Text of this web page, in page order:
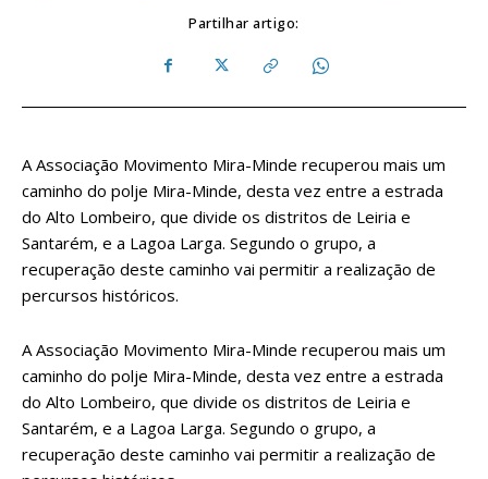
Partilhar artigo:
A Associação Movimento Mira-Minde recuperou mais um
caminho do polje Mira-Minde, desta vez entre a estrada
do Alto Lombeiro, que divide os distritos de Leiria e
Santarém, e a Lagoa Larga. Segundo o grupo, a
recuperação deste caminho vai permitir a realização de
percursos históricos.
A Associação Movimento Mira-Minde recuperou mais um
caminho do polje Mira-Minde, desta vez entre a estrada
do Alto Lombeiro, que divide os distritos de Leiria e
Santarém, e a Lagoa Larga. Segundo o grupo, a
recuperação deste caminho vai permitir a realização de